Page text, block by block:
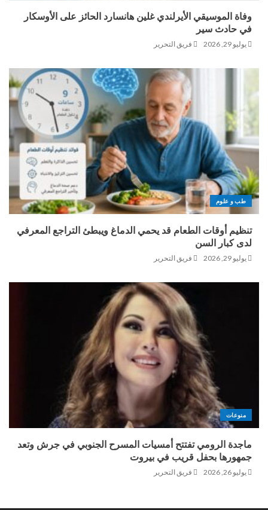
وفاة الموسيقي الأيرلندي غلين هانسارد الحائز على الأوسكار
في حادث سير
يوليو 29, 2026 فريق التحرير
طب و علوم
تنظيم أوقات الطعام قد يحمي الدماغ ويبطئ التراجع المعرفي
لدى كبار السن
يوليو 29, 2026 فريق التحرير
منوعات
ماجدة الرومي تفتتح أمسيات المسرح الجنوبي في جرش وتعد
جمهورها بحفل قريب في بيروت
يوليو 26, 2026 فريق التحرير